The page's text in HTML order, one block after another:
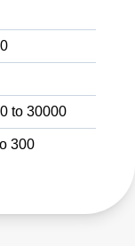
to 30000
300